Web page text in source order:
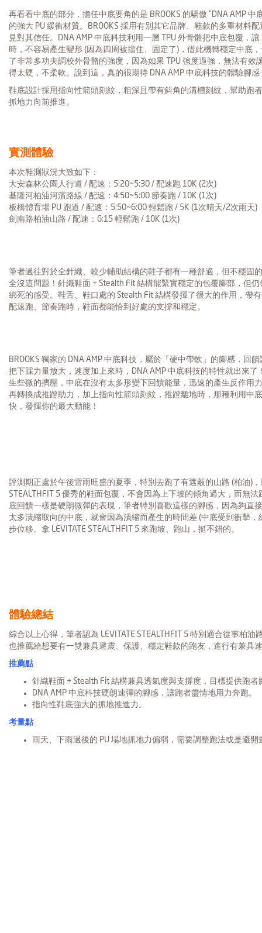
再看看中底的部分，擔任中底要角的是 BROOKS 的驕傲 ”DNA AMP
的強大 PU 緩衝材質。BROOKS 採用有別其它品牌、鞋款的多重材料
見對其信任。DNA AMP 中底科技利用一層 TPU 外骨骼把中底包覆，
時，不容易產生變形 (因為四周被擋住、固定了)，借此機轉穩定中底
了非常多功夫調校外骨骼的強度，因為如果 TPU 強度過強，無法有
得太硬，不柔軟。說到這，真的很期待 DNA AMP 中底科技的體驗腳感
鞋底設計採用指向性箭頭刻紋，粗深且帶有斜角的溝槽刻紋，幫助跑
抓地力向前推進。
實測體驗
本次鞋測狀況大致如下：
大安森林公園人行道 / 配速：5:20~5:30 / 配速跑 10K (2次)
基隆河柏油河濱路線 / 配速：4:50~5:00 節奏跑 / 10K (1次)
板橋體育場 PU 跑道 / 配速：5:50~6:00 輕鬆跑 / 5K (1次晴天/2次雨天)
劍南路柏油山路 / 配速：6:15 輕鬆跑 / 10K (1次)
筆者過往對於全針織、較少輔助結構的鞋子都有一種舒適，但不穩固的
全沒這問題！針織鞋面 + Stealth Fit 結構能緊實穩定的包覆腳部，但
綁死的感受。鞋舌、鞋口處的 Stealth Fit 結構發揮了很大的作用，帶
配速跑、節奏跑時，鞋面都能恰到好處的支撐和穩定。
BROOKS 獨家的 DNA AMP 中底科技，屬於「硬中帶軟」的腳感，回
把下踩力量放大，速度加上來時，DNA AMP 中底科技的特性就出來
生些微的擠壓，中底在沒有太多形變下回饋能量，迅速的產生反作用
再轉換成推蹬助力，加上指向性箭頭刻紋，推蹬離地時，那種利用中
快，發揮你的最大動能！
評測期正處於午後雷雨旺盛的夏季，特別去跑了有遮蔽的山路 (柏油)
STEALTHFIT 5 優秀的鞋面包覆，不會因為上下坡的傾角過大，而無
底回饋一樣是硬朗微彈的表現，筆者特別喜歡這樣的腳感，因為夠直
太多潰縮取向的中底，就會因為潰縮而產生的時間差 (中底受到衝擊
步位移。拿 LEVITATE STEALTHFIT 5 來跑坡、跑山，挺不錯的。
體驗總結
綜合以上心得，筆者認為 LEVITATE STEALTHFIT 5 特別適合從事柏
也推薦給想要有一雙兼具避震、保護、穩定鞋款的跑友，進行有兼具
推薦點
針織鞋面 + Stealth Fit 結構兼具透氣度與支撐度，目標提供跑
DNA AMP 中底科技硬朗速彈的腳感，讓跑者盡情地用力奔跑。
指向性鞋底強大的抓地推進力。
考量點
雨天、下雨過後的 PU 場地抓地力偏弱，需要調整跑法或是避開